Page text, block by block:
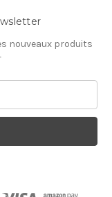
nouveaux produits